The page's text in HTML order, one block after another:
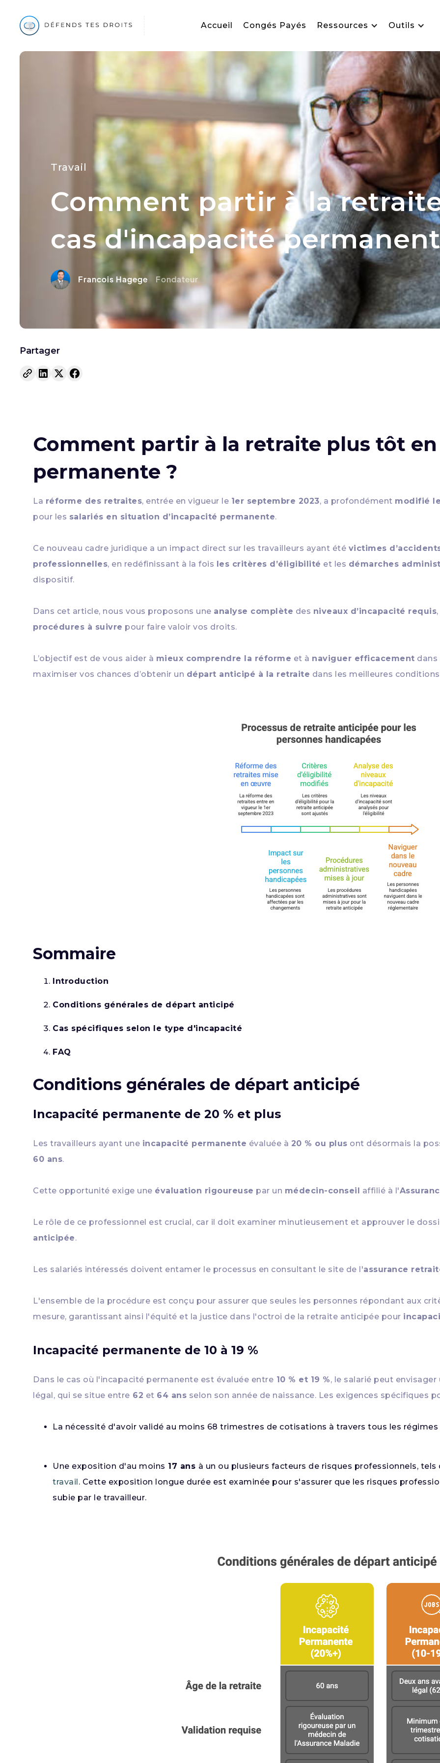
Accueil Congés Payés Ressources Outils
Travail
Comment partir à la
cas d'incapacité
Francois Hagege Fondateur
Partager
Comment partir à la retraite plus tôt
permanente ?
La réforme des retraites, entrée en vigueur le 1er septembre 2023, a profondément modifié
pour les salariés en situation d’incapacité permanente.
Ce nouveau cadre juridique a un impact direct sur les travailleurs ayant été victimes
professionnelles, en redéfinissant à la fois les critères d’éligibilité et les démarches
dispositif.
Dans cet article, nous vous proposons une analyse complète des niveaux d’incapacité requis
procédures à suivre pour faire valoir vos droits.
L’objectif est de vous aider à mieux comprendre la réforme et à naviguer efficacement
maximiser vos chances d’obtenir un départ anticipé à la retraite dans les meilleures
Sommaire
Introduction
Conditions générales de départ anticipé
Cas spécifiques selon le type d'incapacité
FAQ
Conditions générales de départ anticipé
Incapacité permanente de 20 % et plus
Les travailleurs ayant une incapacité permanente évaluée à 20 % ou plus ont désormais la
60 ans.
Cette opportunité exige une évaluation rigoureuse par un médecin-conseil affilié à l'
Le rôle de ce professionnel est crucial, car il doit examiner minutieusement et approuver le
anticipée.
Les salariés intéressés doivent entamer le processus en consultant le site de l'assurance
L'ensemble de la procédure est conçu pour assurer que seules les personnes répondant aux
mesure, garantissant ainsi l'équité et la justice dans l'octroi de la retraite anticipée pour
Incapacité permanente de 10 à 19 %
Dans le cas où l'incapacité permanente est évaluée entre 10 % et 19 %, le salarié peut
légal, qui se situe entre 62 et 64 ans selon son année de naissance. Les exigences spécifiques
La nécessité d'avoir validé au moins 68 trimestres de cotisations à travers tous les
Une exposition d'au moins 17 ans à un ou plusieurs facteurs de risques professionnels,
travail. Cette exposition longue durée est examinée pour s'assurer que les risques
subie par le travailleur.